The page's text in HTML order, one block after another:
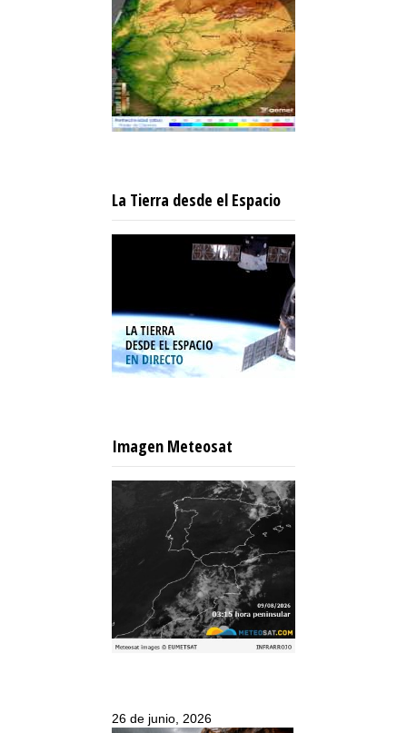
La Tierra desde el Espacio
Imagen Meteosat
26 de junio, 2026